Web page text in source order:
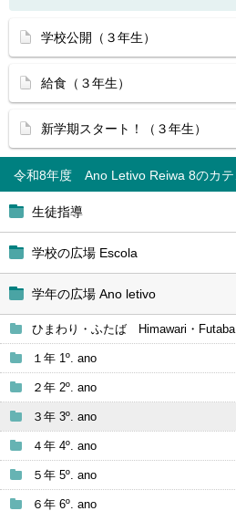
令和8年度 Ano Letivo Reiwa 8
生徒指導
学校の広場 Escola
学年の広場 Ano letivo
ひまわり・ふたば Himawari・Futaba
１年 1º. ano
２年 2º. ano
３年 3º. ano
４年 4º. ano
５年 5º. ano
６年 6º. ano
学校公開（３年生）
給食（３年生）
新学期スタート！（３年生）